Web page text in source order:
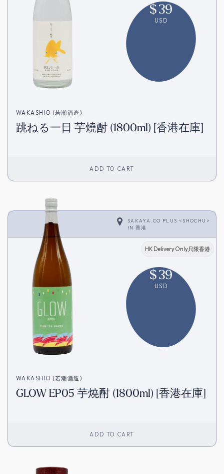
$39
USD
WAKASHIO (若潮酒造)
跳ねる一日 芋燒酎 (1800ml) [香港在庫]
ADD TO CART
SAKAYA.CO PLUS <SHOCHU>
IN 香港
HK Delivery Only只限香港
$39
USD
WAKASHIO (若潮酒造)
GLOW EP05 芋燒酎 (1800ml) [香港在庫]
ADD TO CART